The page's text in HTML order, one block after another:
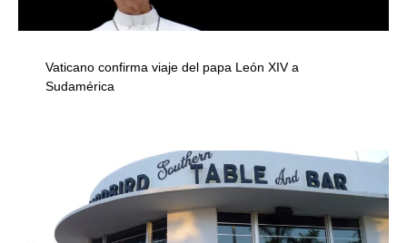
Vaticano confirma viaje del papa León XIV a
Sudamérica